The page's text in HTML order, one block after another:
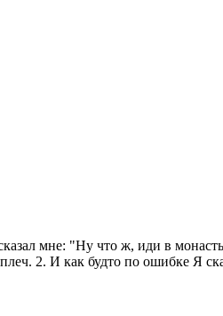
мне: "Ну что ж, иди в
плеч. 2. И как будто по ошибке